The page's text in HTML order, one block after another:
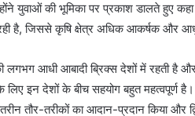
युवाओं की भूमिका पर प्रकाश डालते हुए
रही है, जिससे कृषि क्षेत्र अधिक आकर्षक और
लगभग आधी आबादी ब्रिक्स देशों में रहती है
इन देशों के बीच सहयोग बहुत महत्वपूर्ण
तौर-तरीकों का आदान-प्रदान किया और